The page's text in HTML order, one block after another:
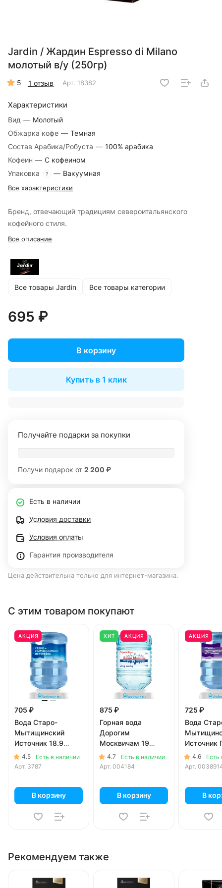
Jardin / Жардин Espresso di Milano
молотый в/у (250гр)
5 1 отзыв Арт. 18382
Характеристики
Вид — Молотый
Обжарка кофе — Темная
Состав Арабика/Робуста — 100% арабика
Кофеин — С кофеином
Упаковка
? — Вакуумная
Все характеристики
Бренд, отвечающий традициям североитальянского
кофейного стиля.
Все описание
Все товары Jardin Все товары категории
695 ₽
В корзину
Купить в 1 клик
Получайте подарки за покупки
Получи подарок от 2 200 ₽
Есть в наличии
Условия доставки
Условия оплаты
Гарантия производителя
Цена действительна только для интернет-магазина.
С этим товаром покупают
АКЦИЯ
705 ₽
Вода Старо-
Мытищинский
Источник 18.9
литров
4.5
Есть в наличии
Арт. 3787
В корзину
ХИТ АКЦИЯ
875 ₽
Горная вода
Дорогим
Москвичам 19
литров в
одноразовой таре
4.7
Есть в наличии
Арт. 004184
В корзину
АКЦИЯ
725 ₽
Вода
Источник
18.9
4.6
Есть
Арт.
В
Рекомендуем также